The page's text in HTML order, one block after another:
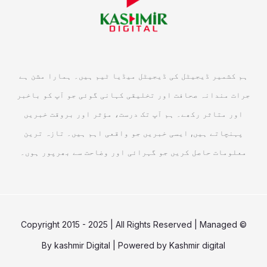
ہم کشمیر ڈیجیٹل کی ڈیجیٹل میڈیا ٹیم ہیں۔ ہمارا مشن ہے
جرات مندانہ صحافت اور تخلیقی کہانی گوئی جو آپ کو باخبر
اور متاثر رکھے۔ ہم آپ تک درست، مؤثر اور بروقت خبریں
پہنچاتے ہیں, ایسی خبریں جو واقعی اہم ہیں۔ تازہ ترین
معلومات حاصل کریں جو گہرائی اور وضاحت سے بھرپور ہوں۔
© Copyright 2015 - 2025 | All Rights Reserved | Managed
By kashmir Digital | Powered by Kashmir digital